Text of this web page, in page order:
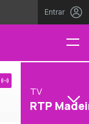
Entrar
TV
RTP